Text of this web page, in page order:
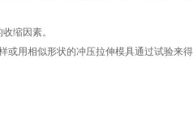
缩因素。
用相似形状的冲压拉伸模具通过试验来